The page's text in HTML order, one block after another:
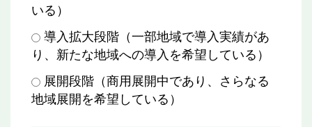
いる）
導入拡大段階（一部地域で導入実績があ
り、新たな地域への導入を希望している）
展開段階（商用展開中であり、さらなる
地域展開を希望している）